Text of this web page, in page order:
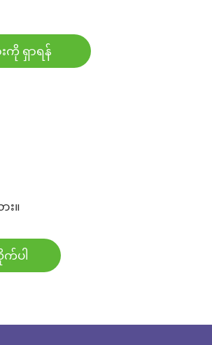
ကို ရှာရန်
း။
ပါ